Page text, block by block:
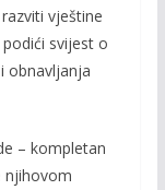
vještine
svijest o
obnavljanja
– kompletan
njihovom